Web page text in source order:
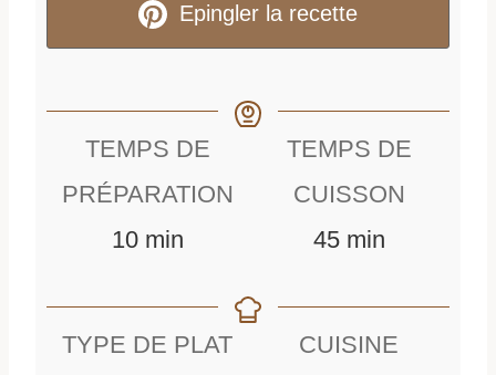
Epingler la recette
TEMPS DE
PRÉPARATION
10m
n
min
TEMPS DE
CUISSON
45m
n
min
TYPE DE PLAT
CUISINE